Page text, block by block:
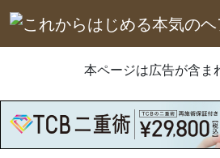
本ページは広告が含ま